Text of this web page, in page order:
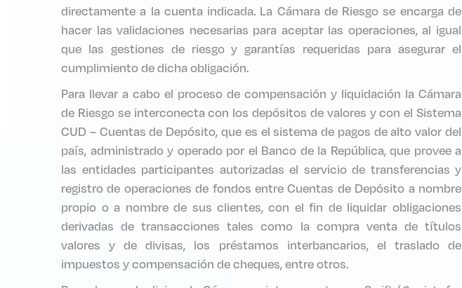
directamente a la cuenta indicada. La Cámara de Riesgo se encarga de
hacer las validaciones necesarias para aceptar las operaciones, al igual
que las gestiones de riesgo y garantías requeridas para asegurar el
cumplimiento de dicha obligación.
Para llevar a cabo el proceso de compensación y liquidación la Cámara
de Riesgo se interconecta con los depósitos de valores y con el Sistema
CUD – Cuentas de Depósito, que es el sistema de pagos de alto valor del
país, administrado y operado por el Banco de la República, que provee a
las entidades participantes autorizadas el servicio de transferencias y
registro de operaciones de fondos entre Cuentas de Depósito a nombre
propio o a nombre de sus clientes, con el fin de liquidar obligaciones
derivadas de transacciones tales como la compra venta de títulos
valores y de divisas, los préstamos interbancarios, el traslado de
impuestos y compensación de cheques, entre otros.